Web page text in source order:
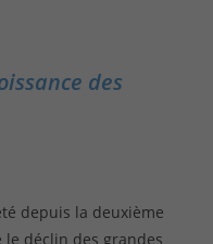
des
depuis la deuxième
le déclin des grandes